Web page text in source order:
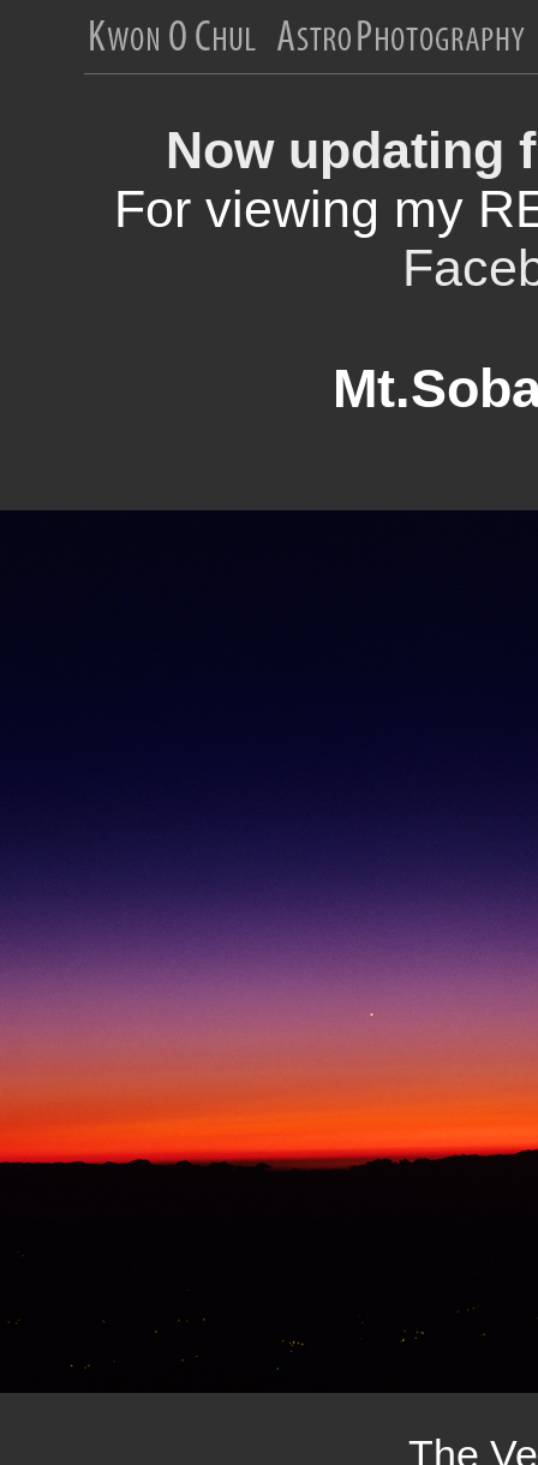
Now updating
For viewing my
The